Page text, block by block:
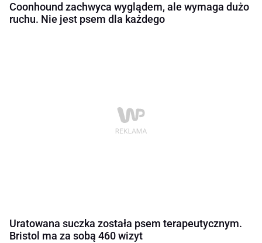
Coonhound zachwyca wyglądem, ale wymaga dużo
ruchu. Nie jest psem dla każdego
Uratowana suczka została psem terapeutycznym.
Bristol ma za sobą 460 wizyt